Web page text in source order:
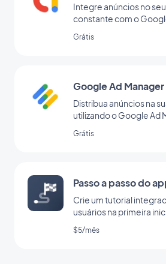
Integre anúncios no
constante com o
Grátis
Google Ad Manager
Distribua anúncios na
utilizando o Google Ad
Grátis
Passo a passo do
Crie um tutorial
usuários na primeira
app
$5/mês